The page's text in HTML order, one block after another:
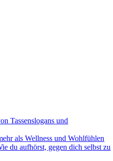
Tassenslogans und
als Wellness und Wohlfühlen
du aufhörst, gegen dich selbst zu